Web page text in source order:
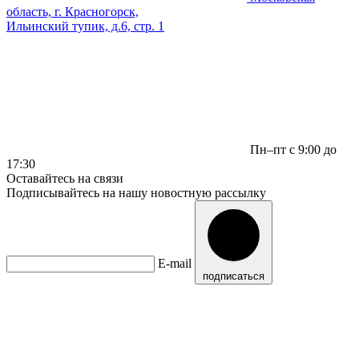
область, г. Красногорск,
Ильинский тупик, д.6, стр. 1
Пн–пт с 9:00 до
17:30
Оставайтесь на связи
Подписывайтесь на нашу новостную рассылку
E-mail
подписаться